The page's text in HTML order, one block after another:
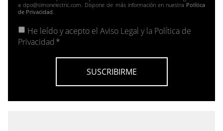
a dpo@simonelectric.com. Dispone de más información en nuestra Política
de Privacidad.
He leído y acepto el Aviso Legal y la Política de
Privacidad *